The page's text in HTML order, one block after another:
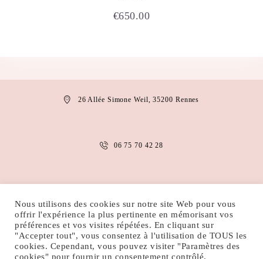
€650.00
26 Allée Simone Weil, 35200 Rennes
06 75 70 42 28
MENTIONS LÉGALES CONDITIONS D’UTILISATION
POLITIQUE DE COOKIES POLITIQUE DE CONFIDENTIALITÉ
Nous utilisons des cookies sur notre site Web pour vous
offrir l'expérience la plus pertinente en mémorisant vos
préférences et vos visites répétées. En cliquant sur
"Accepter tout", vous consentez à l'utilisation de TOUS les
cookies. Cependant, vous pouvez visiter "Paramètres des
cookies" pour fournir un consentement contrôlé.